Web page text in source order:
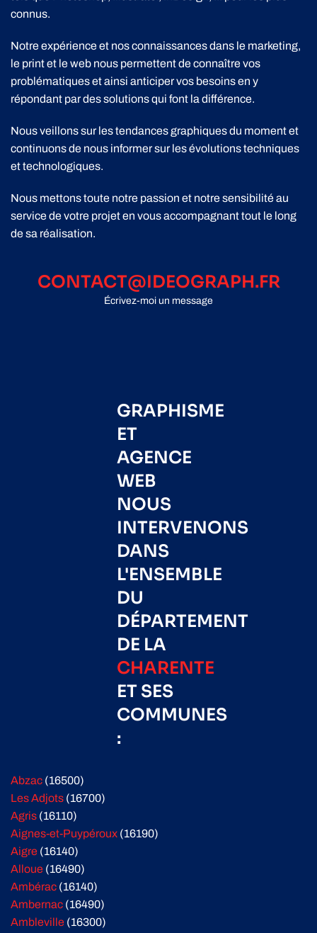
connus.
Notre expérience et nos connaissances dans le marketing,
le print et le web nous permettent de connaître vos
problématiques et ainsi anticiper vos besoins en y
répondant par des solutions qui font la différence.
Nous veillons sur les tendances graphiques du moment et
continuons de nous informer sur les évolutions techniques
et technologiques.
Nous mettons toute notre passion et notre sensibilité au
service de votre projet en vous accompagnant tout le long
de sa réalisation.
CONTACT@IDEOGRAPH.FR
Écrivez-moi un message
GRAPHISME
ET
AGENCE
WEB
NOUS
INTERVENONS
DANS
L'ENSEMBLE
DU
DÉPARTEMENT
DE LA
CHARENTE
ET SES
COMMUNES
:
Abzac (16500)
Les Adjots (16700)
Agris (16110)
Aignes-et-Puypéroux (16190)
Aigre (16140)
Alloue (16490)
Ambérac (16140)
Ambernac (16490)
Ambleville (16300)